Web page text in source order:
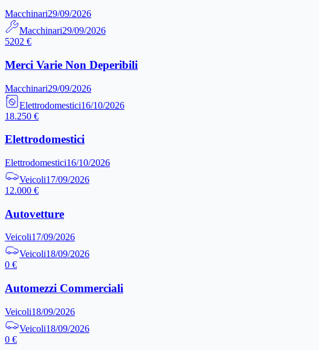
Macchinari29/09/2026
Macchinari29/09/2026
5202 €
Merci Varie Non Deperibili
Macchinari29/09/2026
Elettrodomestici16/10/2026
18.250 €
Elettrodomestici
Elettrodomestici16/10/2026
Veicoli17/09/2026
12.000 €
Autovetture
Veicoli17/09/2026
Veicoli18/09/2026
0 €
Automezzi Commerciali
Veicoli18/09/2026
Veicoli18/09/2026
0 €